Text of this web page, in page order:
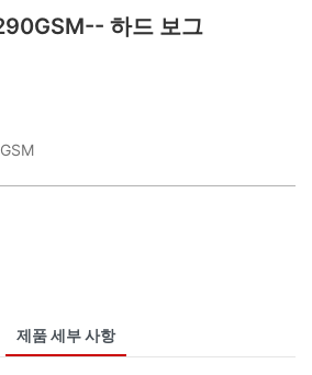
하드 보그
제품 세부 사항